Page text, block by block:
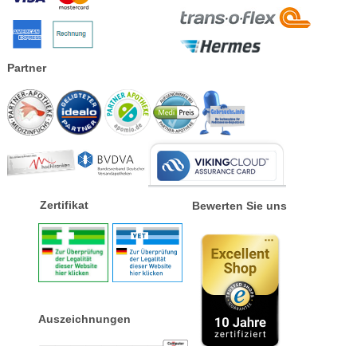
Partner
Zertifikat
Auszeichnungen
Bewerten Sie uns